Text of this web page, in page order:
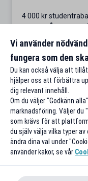
4 000 kr
på grupp-
Gäller bokningar
Till
Vi använder
fungera som den
Du kan också välja att
hjälper oss att förbättra
dig relevant innehåll.
Om du väljer "Godkänn
marknadsföring. Väljer du
som krävs för att
du själv välja vilka typer
ändra dina val under
använder kakor, se vår